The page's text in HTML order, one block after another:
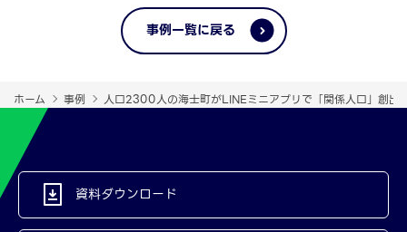
事例一覧に戻る
ホーム 事例 人口2300人の海士町がLINEミニアプリで「関係人口」創出
資料ダウンロード